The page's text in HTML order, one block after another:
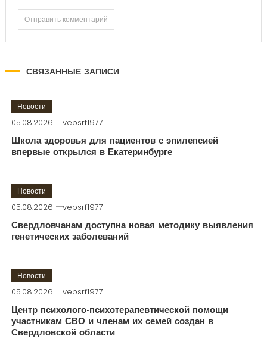
СВЯЗАННЫЕ ЗАПИСИ
Новости
05.08.2026 vepsrf1977
Школа здоровья для пациентов с эпилепсией
впервые открылся в Екатеринбурге
Новости
05.08.2026 vepsrf1977
Свердловчанам доступна новая методику выявления
генетических заболеваний
Новости
05.08.2026 vepsrf1977
Центр психолого-психотерапевтической помощи
участникам СВО и членам их семей создан в
Свердловской области